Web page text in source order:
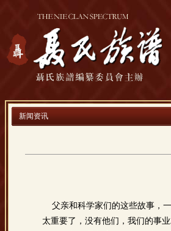
新闻资讯
父亲和科学家们的这些故事，
太重要了，没有他们，我们的事